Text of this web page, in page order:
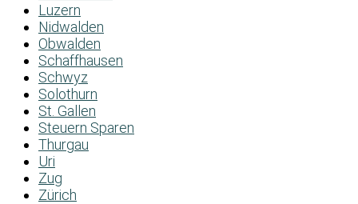
Luzern
Nidwalden
Obwalden
Schaffhausen
Schwyz
Solothurn
St. Gallen
Steuern Sparen
Thurgau
Uri
Zug
Zürich